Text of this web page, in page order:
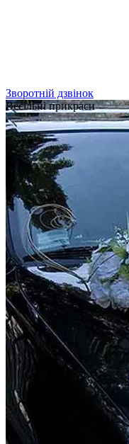
Зворотній дзвінок
Весільні прикраси